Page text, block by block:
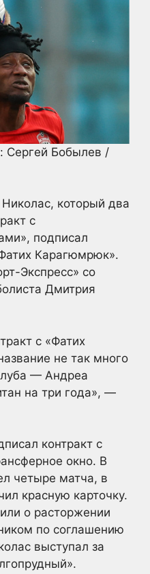
Сергей Бобылев /
который два
с
подписал
Карагюмрюк».
Экспресс» со
Дмитрия
с «Фатих
не так много
— Андреа
на три года», —
контракт с
окно. В
четыре матча, в
красную карточку.
о расторжении
по соглашению
выступал за